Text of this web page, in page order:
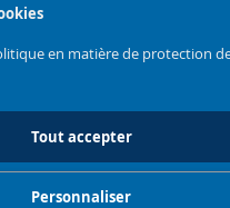
en matière de protection
Tout accepter
Personnaliser
Contacts